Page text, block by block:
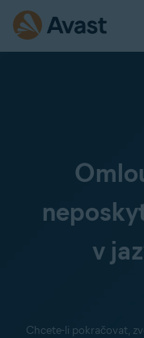
v
Chcete-li pokračovat,